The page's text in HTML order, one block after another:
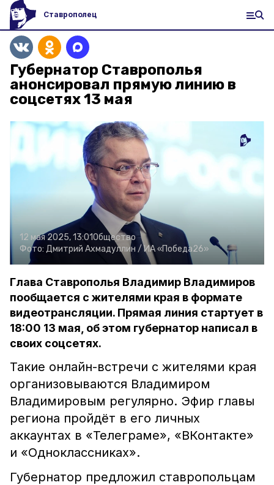
Ставрополец
Губернатор Ставрополья
анонсировал прямую линию в
соцсетях 13 мая
12 мая 2025, 13:01Общество
Фото: Дмитрий Ахмадуллин / ИА «Победа26»
Глава Ставрополья Владимир Владимиров
пообщается с жителями края в формате
видеотрансляции. Прямая линия стартует в
18:00 13 мая, об этом губернатор написал в
своих соцсетях.
Такие онлайн-встречи с жителями края
организовываются Владимиром
Владимировым регулярно. Эфир главы
региона пройдёт в его личных
аккаунтах в «Телеграме», «ВКонтакте»
и «Одноклассниках».
Губернатор предложил ставропольцам